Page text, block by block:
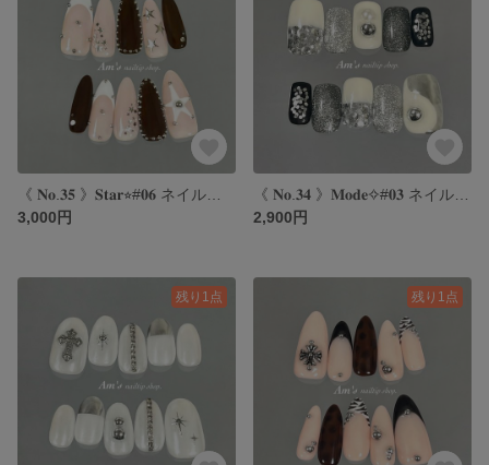
3,000円
2,900円
残り1点 残り1点